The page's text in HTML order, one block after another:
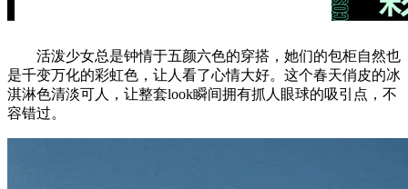
活泼少女总是钟情于五颜六色的穿搭，她们的包柜自然也
是千变万化的彩虹色，让人看了心情大好。这个春天俏皮的冰
淇淋色清淡可人，让整套look瞬间拥有抓人眼球的吸引点，不
容错过。